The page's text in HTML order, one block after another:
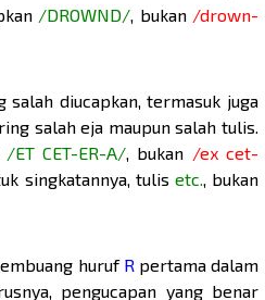
/DROWND/, bukan /drown-
diucapkan, termasuk juga
salah eja maupun salah tulis.
/ET CET-ER-A/, bukan /ex cet-
singkatannya, tulis etc., bukan
huruf R pertama dalam
pengucapan yang benar